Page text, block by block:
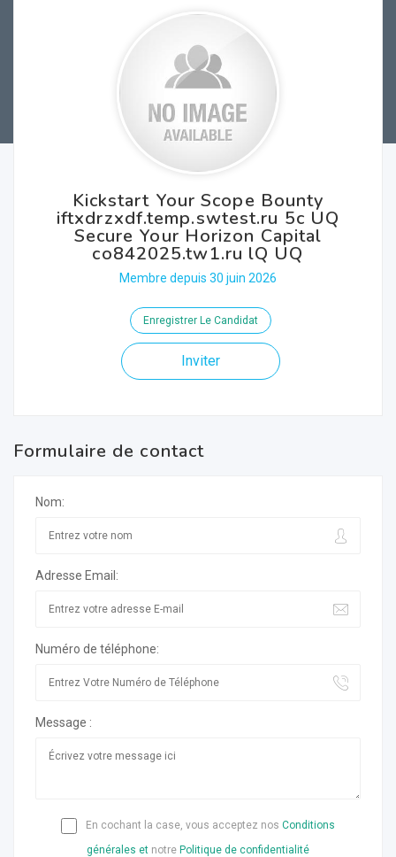
Kickstart Your Scope Bounty
iftxdrzxdf.temp.swtest.ru 5c UQ
Secure Your Horizon Capital
co842025.tw1.ru lQ UQ
Membre depuis 30 juin 2026
Enregistrer Le Candidat
Inviter
Formulaire de contact
Nom:
Adresse Email:
Numéro de téléphone:
Message :
En cochant la case, vous acceptez nos Conditions
générales et notre Politique de confidentialité